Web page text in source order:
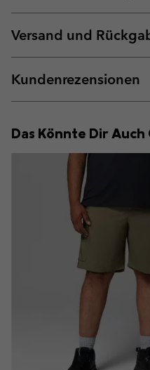
Versand und
Kundenrezensionen
Das Könnte Dir